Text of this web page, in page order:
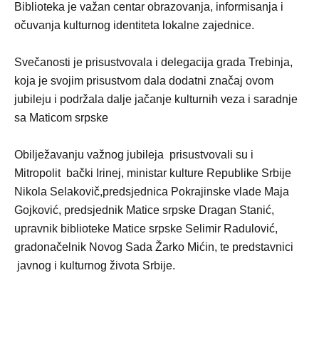
Biblioteka je važan centar obrazovanja, informisanja i
očuvanja kulturnog identiteta lokalne zajednice.
Svečanosti je prisustvovala i delegacija grada Trebinja,
koja je svojim prisustvom dala dodatni značaj ovom
jubileju i podržala dalje jačanje kulturnih veza i saradnje
sa Maticom srpske
Obilježavanju važnog jubileja prisustvovali su i
Mitropolit bački Irinej, ministar kulture Republike Srbije
Nikola Selakovič,predsjednica Pokrajinske vlade Maja
Gojković, predsjednik Matice srpske Dragan Stanić,
upravnik biblioteke Matice srpske Selimir Radulović,
gradonačelnik Novog Sada Žarko Mićin, te predstavnici
javnog i kulturnog života Srbije.